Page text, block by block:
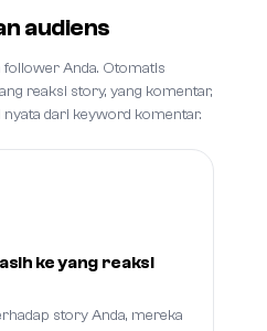
audiens
follower Anda. Otomatis
reaksi story, yang komentar,
dari keyword komentar.
ke yang reaksi
story Anda, mereka